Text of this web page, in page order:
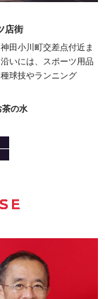
店街
田小川町交差点付近ま
いには、スポーツ用品
球技やランニング
茶の水